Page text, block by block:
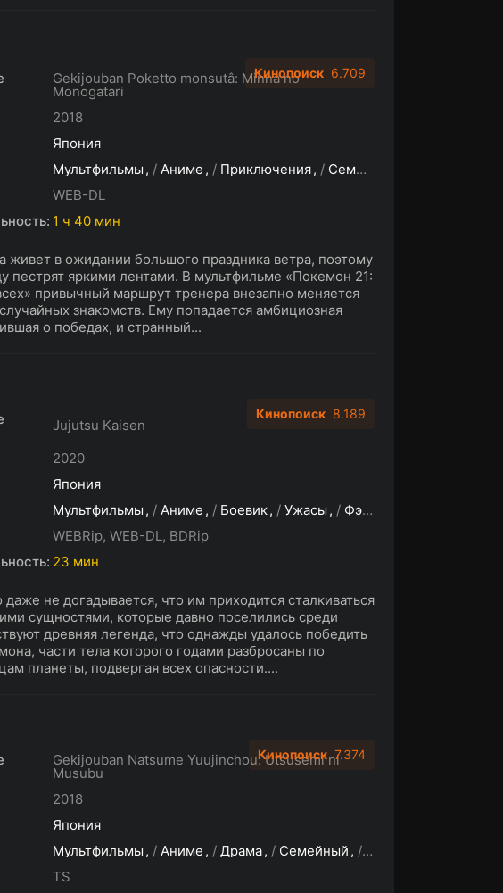
Gekijouban Poketto monsutâ: Minna no
Monogatari
2018
Япония
Мультфильмы / Аниме / Приключения / Семейный
WEB-DL
1 ч 40 мин
живет в ожидании большого праздника ветра, поэтому
пестрят яркими лентами. В мультфильме «Покемон 21:
привычный маршрут тренера внезапно меняется
знакомств. Ему попадается амбициозная
о победах, и странный...
Кинопоиск 6.709
Jujutsu Kaisen
2020
Япония
Мультфильмы / Аниме / Боевик / Ужасы / Фэнтези
WEBRip, WEB-DL, BDRip
23 мин
не догадывается, что им приходится сталкиваться
сущностями, которые давно поселились среди
древняя легенда, что однажды удалось победить
части тела которого годами разбросаны по
планеты, подвергая всех опасности....
Кинопоиск 8.189
Gekijouban Natsume Yuujinchou: Utsusemi ni
Musubu
2018
Япония
Мультфильмы / Аниме / Драма / Семейный / Фэнтези
TS
Кинопоиск 7.374